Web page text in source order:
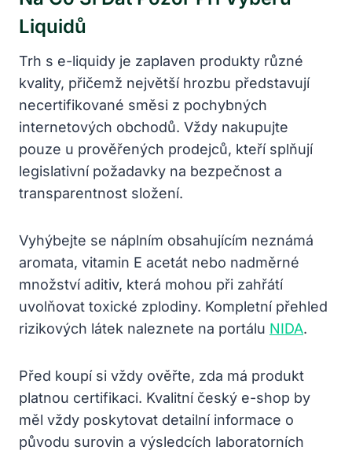
Liquidů
Trh s e-liquidy je zaplaven produkty různé
kvality, přičemž největší hrozbu představují
necertifikované směsi z pochybných
internetových obchodů. Vždy nakupujte
pouze u prověřených prodejců, kteří splňují
legislativní požadavky na bezpečnost a
transparentnost složení.
Vyhýbejte se náplním obsahujícím neznámá
aromata, vitamin E acetát nebo nadměrné
množství aditiv, která mohou při zahřátí
uvolňovat toxické zplodiny. Kompletní přehled
rizikových látek naleznete na portálu NIDA.
Před koupí si vždy ověřte, zda má produkt
platnou certifikaci. Kvalitní český e-shop by
měl vždy poskytovat detailní informace o
původu surovin a výsledcích laboratorních